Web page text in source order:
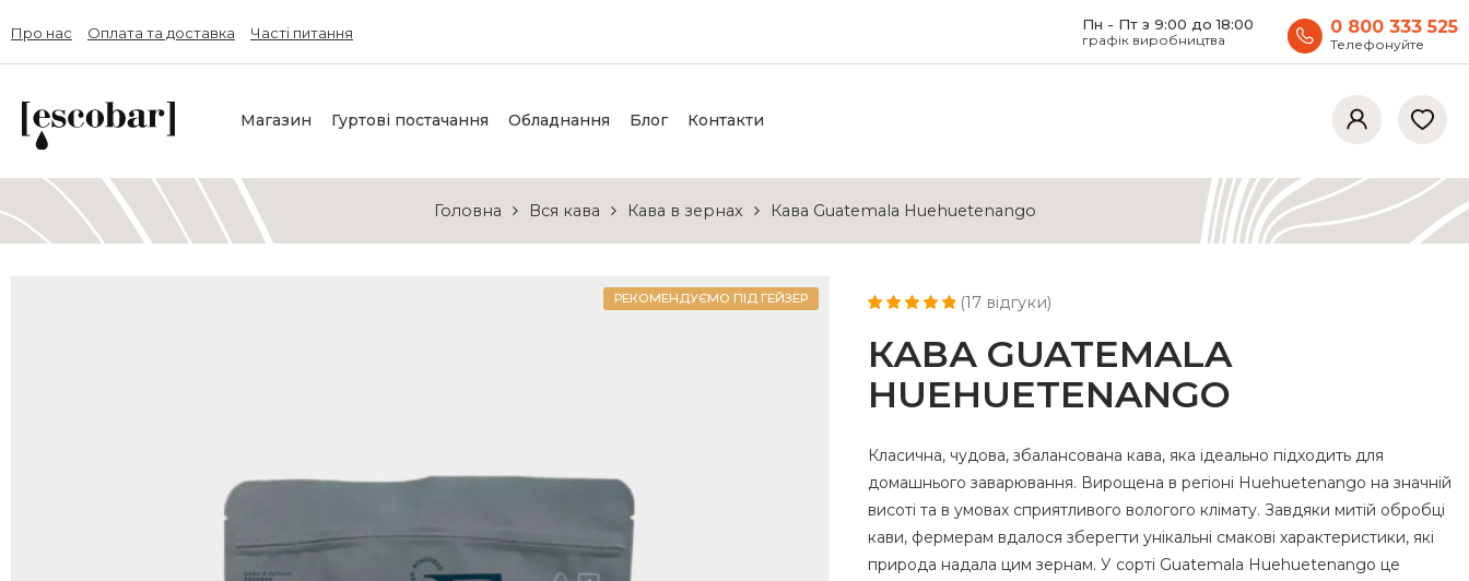
Про нас Оплата та доставка Часті питання Пн - Пт з 9:00 до 18:00
графік виробництва
0 800 333 525
Телефонуйте
Магазин Гуртові постачання Обладнання Блог Контакти
Головна Вся кава Кава в зернах Кава Guatemala Huehuetenango
РЕКОМЕНДУЄМО ПІД ГЕЙЗЕР
Класична, чудова, збалансована кава, яка ідеально підходить для
домашнього заварювання. Вирощена в регіоні Huehuetenango на значній
висоті та в умовах сприятливого вологого клімату. Завдяки митій обробці
кави, фермерам вдалося зберегти унікальні смакові характеристики, які
природа надала цим зернам. У сорті Guatemala Huehuetenango це
КАВА GUATEMALA
HUEHUETENANGO
з 5 на основі
опитування
(17відгуки)